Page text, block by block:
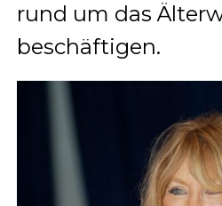
rund um das
beschäftigen.